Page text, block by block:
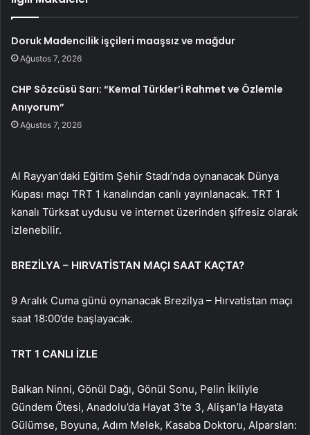
Doruk Madencilik işçileri maaşsız ve mağdur
Ağustos 7, 2026
CHP Sözcüsü Sarı: “Kemal Türkler’i Rahmet ve Özlemle
Anıyorum”
Ağustos 7, 2026
Al Rayyan’daki Eğitim Şehir Stadı’nda oynanacak Dünya
Kupası maçı TRT 1 kanalından canlı yayınlanacak. TRT 1
kanalı Türksat uydusu ve internet üzerinden şifresiz olarak
izlenebilir.
BREZİLYA – HIRVATİSTAN MAÇI SAAT KAÇTA?
9 Aralık Cuma günü oynanacak Brezilya – Hırvatistan maçı
saat 18:00’de başlayacak.
TRT 1 CANLI İZLE
Balkan Ninni, Gönül Dağı, Gönül Sonu, Pelin İkiliyle
Gündem Ötesi, Anadolu’da Hayat 3’te 3, Alişan’la Hayata
Gülümse, Boyuna, Adım Melek, Kasaba Doktoru, Alparslan: